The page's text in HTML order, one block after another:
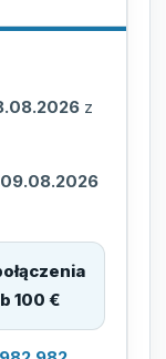
z
09.08.2026
100 €